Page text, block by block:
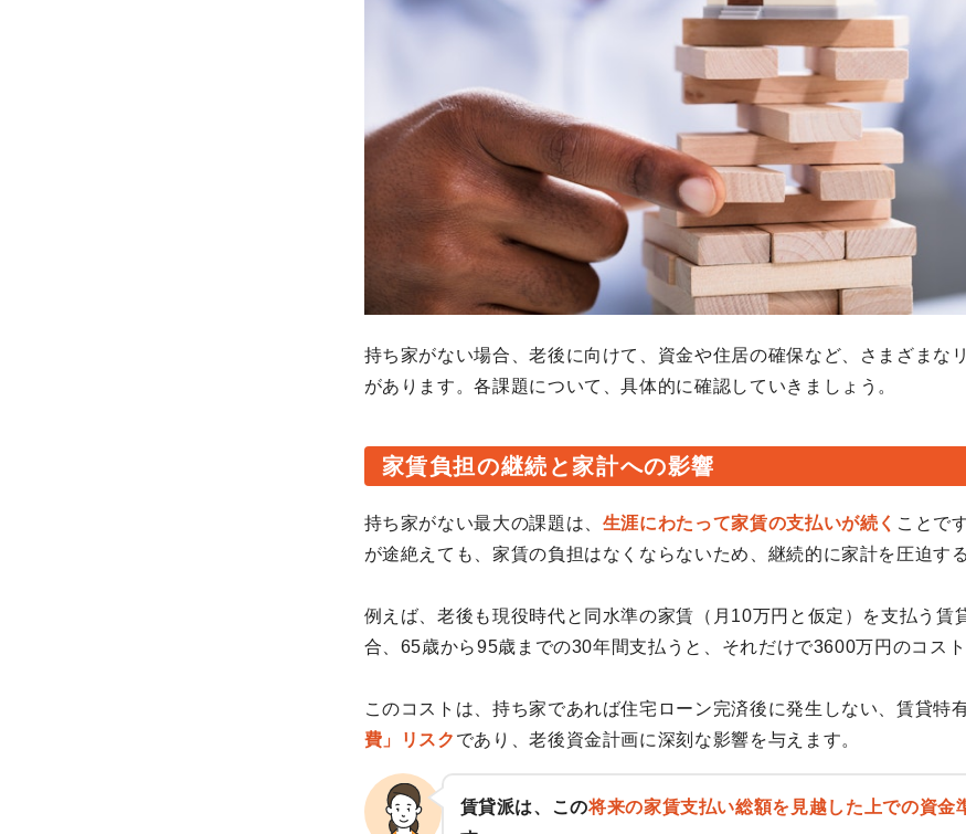
持ち家がない場合、老後に向けて、資金や住居の確保など、さまざまな
があります。各課題について、具体的に確認していきましょう。
家賃負担の継続と家計への影響
持ち家がない最大の課題は、 生涯にわたって家賃の支払いが続く ことで
が途絶えても、家賃の負担はなくならないため、継続的に家計を圧迫す
例えば、老後も現役時代と同水準の家賃（月10万円と仮定）を支払う賃
合、65歳から95歳までの30年間支払うと、それだけで3600万円のコスト
このコストは、持ち家であれば住宅ローン完済後に発生しない、賃貸特
費」リスク であり、老後資金計画に深刻な影響を与えます。
賃貸派は、この将来の家賃支払い総額を見越した上での資金